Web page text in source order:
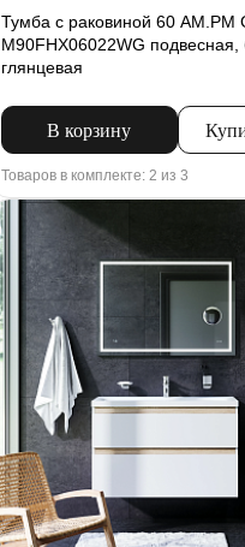
Тумба с раковиной 60 AM.PM
M90FHX06022WG подвесная,
глянцевая
В корзину
Товаров в комплекте: 2 из 3